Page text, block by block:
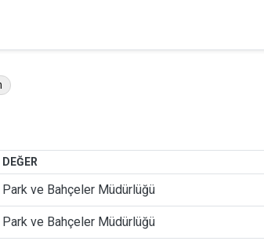
DEĞER
Park ve Bahçeler Müdürlüğü
Park ve Bahçeler Müdürlüğü